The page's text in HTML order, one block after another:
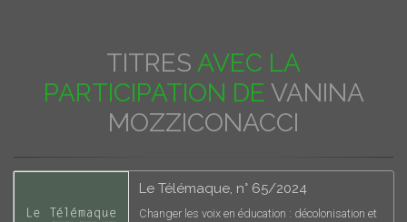
TITRES AVEC LA
PARTICIPATION DE VANINA
MOZZICONACCI
Le Télémaque, n° 65/2024
Changer les voix en éducation : décolonisation et